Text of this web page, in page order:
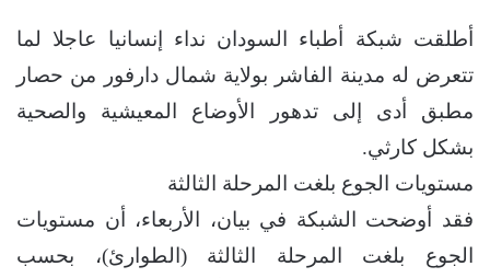
أطلقت شبكة أطباء السودان نداء إنسانيا عاجلا لما
تتعرض له مدينة الفاشر بولاية شمال دارفور من حصار
مطبق أدى إلى تدهور الأوضاع المعيشية والصحية
بشكل كارثي.
مستويات الجوع بلغت المرحلة الثالثة
فقد أوضحت الشبكة في بيان، الأربعاء، أن مستويات
الجوع بلغت المرحلة الثالثة (الطوارئ)، بحسب